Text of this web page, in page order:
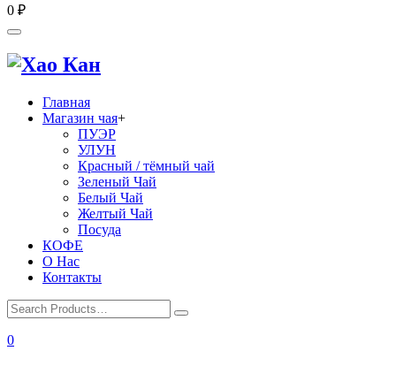
0 ₽
Главная
Магазин чая+
ПУЭР
УЛУН
Красный / тёмный чай
Зеленый Чай
Белый Чай
Желтый Чай
Посуда
КОФЕ
О Нас
Контакты
0